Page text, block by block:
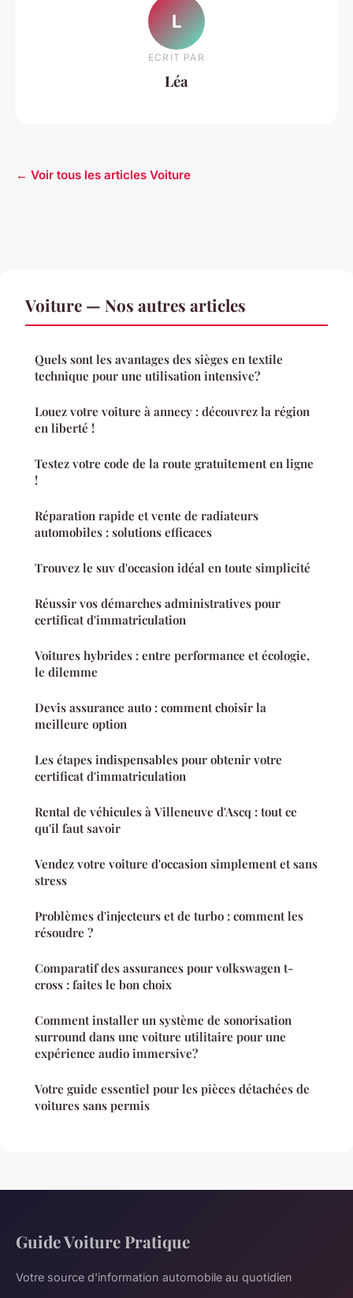
L
ECRIT PAR
Léa
← Voir tous les articles Voiture
Voiture — Nos autres articles
Quels sont les avantages des sièges en textile
technique pour une utilisation intensive?
Louez votre voiture à annecy : découvrez la région
en liberté !
Testez votre code de la route gratuitement en ligne
!
Réparation rapide et vente de radiateurs
automobiles : solutions efficaces
Trouvez le suv d'occasion idéal en toute simplicité
Réussir vos démarches administratives pour
certificat d'immatriculation
Voitures hybrides : entre performance et écologie,
le dilemme
Devis assurance auto : comment choisir la
meilleure option
Les étapes indispensables pour obtenir votre
certificat d'immatriculation
Rental de véhicules à Villeneuve d'Ascq : tout ce
qu'il faut savoir
Vendez votre voiture d'occasion simplement et sans
stress
Problèmes d'injecteurs et de turbo : comment les
résoudre ?
Comparatif des assurances pour volkswagen t-
cross : faites le bon choix
Comment installer un système de sonorisation
surround dans une voiture utilitaire pour une
expérience audio immersive?
Votre guide essentiel pour les pièces détachées de
voitures sans permis
Guide Voiture Pratique
Votre source d'information automobile au quotidien